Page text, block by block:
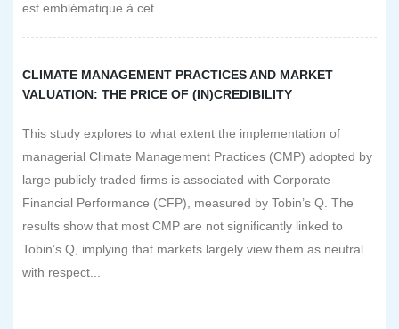
est emblématique à cet...
CLIMATE MANAGEMENT PRACTICES AND MARKET
VALUATION: THE PRICE OF (IN)CREDIBILITY
This study explores to what extent the implementation of
managerial Climate Management Practices (CMP) adopted by
large publicly traded firms is associated with Corporate
Financial Performance (CFP), measured by Tobin’s Q. The
results show that most CMP are not significantly linked to
Tobin’s Q, implying that markets largely view them as neutral
with respect...